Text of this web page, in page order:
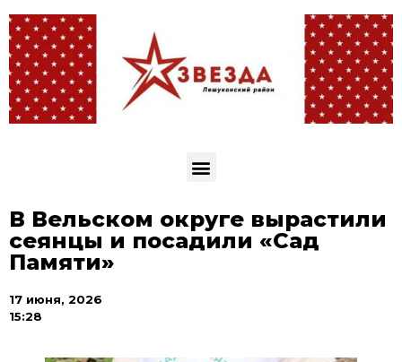
В Вельском округе вырастили
сеянцы и посадили «Сад
Памяти»
17 июня, 2026
15:28